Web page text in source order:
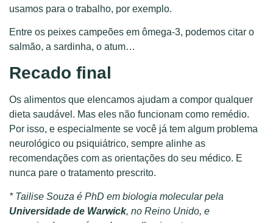
usamos para o trabalho, por exemplo.
Entre os peixes campeões em ômega-3, podemos citar o
salmão, a sardinha, o atum…
Recado final
Os alimentos que elencamos ajudam a compor qualquer
dieta saudável. Mas eles não funcionam como remédio.
Por isso, e especialmente se você já tem algum problema
neurológico ou psiquiátrico, sempre alinhe as
recomendações com as orientações do seu médico. E
nunca pare o tratamento prescrito.
* Tailise Souza é PhD em biologia molecular pela
Universidade de Warwick, no Reino Unido, e